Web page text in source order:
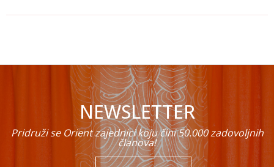
NEWSLETTER
Pridruži se Orient zajednici koju čini 50.000 zadovoljnih
članova!